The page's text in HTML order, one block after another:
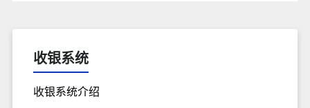
收银系统
收银系统介绍